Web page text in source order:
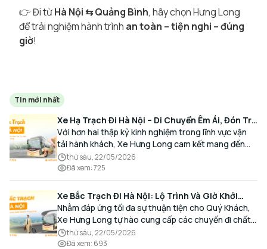
👉 Đi từHà Nội ⇆ Quảng Bình, hãy chọn Hưng Long
để trải nghiệm hành trình an toàn – tiện nghi – đúng
giờ!
Tin mới nhất
Xe Hạ Trạch Đi Hà Nội – Di Chuyển Êm Ái, Đón Trả
Tận Nơi Cùng Xe Hưng Long
Với hơn hai thập kỷ kinh nghiệm trong lĩnh vực vận
tải hành khách, Xe Hưng Long cam kết mang đến
cho Quý Khách một hành trình di chuyển trọn vẹn,
thoải mái và đúng giờ.
thứ sáu, 22/05/2026
Đã xem:725
Xe Bắc Trạch Đi Hà Nội: Lộ Trình Và Giờ Khởi
Hành Cùng Xe Hưng Long
Nhằm đáp ứng tối đa sự thuận tiện cho Quý Khách,
Xe Hưng Long tự hào cung cấp các chuyến đi chất
lượng cao, an toàn với lịch trình linh hoạt mỗi ngày.
thứ sáu, 22/05/2026
Đã xem: 693